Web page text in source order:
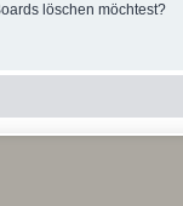
löschen möchtest?